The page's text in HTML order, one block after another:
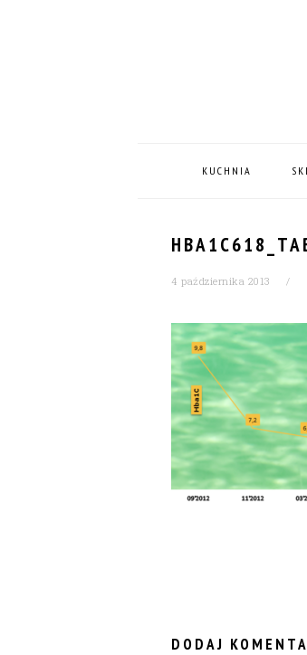
KUCHNIA
4 października 2013
DODAJ